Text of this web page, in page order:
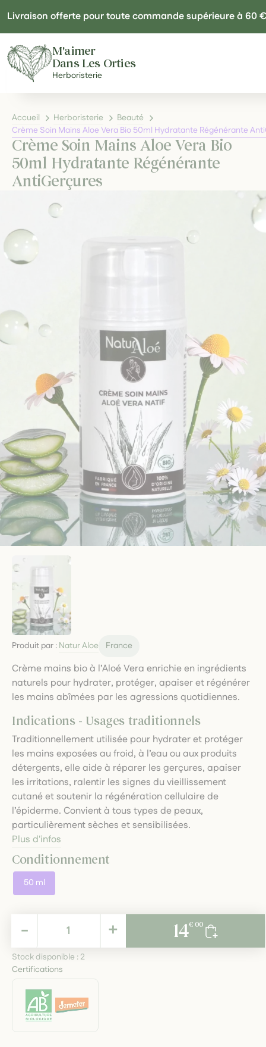
Livraison offerte pour toute commande supérieure à 60 €
M'aimer
Dans Les Orties
Herboristerie
Accueil Herboristerie
Beauté
Crème Soin Mains Aloe Vera Bio 50ml Hydratante Régénérante
Crème Soin Mains Aloe Vera Bio
50ml Hydratante Régénérante
AntiGerçures
Produit par : Natur Aloe France
Crème mains bio à l’Aloé Vera enrichie en ingrédients
naturels pour hydrater, protéger, apaiser et régénérer
les mains abîmées par les agressions quotidiennes.
Indications - Usages traditionnels
Traditionnellement utilisée pour hydrater et protéger
les mains exposées au froid, à l’eau ou aux produits
détergents, elle aide à réparer les gerçures, apaiser
les irritations, ralentir les signes du vieillissement
cutané et soutenir la régénération cellulaire de
l’épiderme. Convient à tous types de peaux,
particulièrement sèches et sensibilisées.
Plus d'infos
Conditionnement
50 ml
14,00 € TTC+
- 14€ 00
Stock disponible : 2
Certifications